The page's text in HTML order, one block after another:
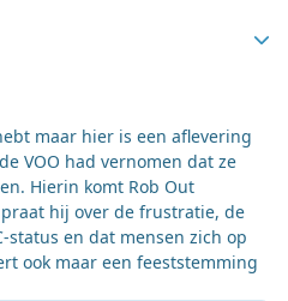
maar hier is een aflevering
VOO had vernomen dat ze
Hierin komt Rob Out
hij over de frustratie, de
status en dat mensen zich op
ook maar een feeststemming